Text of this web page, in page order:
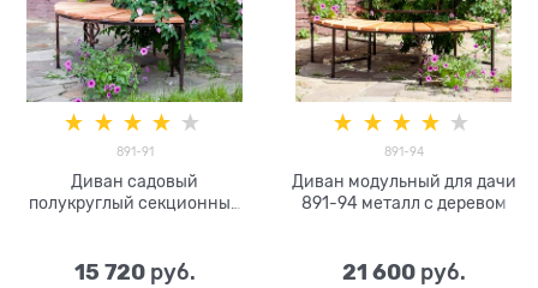
891-91
Диван садовый
полукруглый секционный
15 720 руб.
891-94
Диван модульный для дачи
891-94 металл с деревом
21 600 руб.